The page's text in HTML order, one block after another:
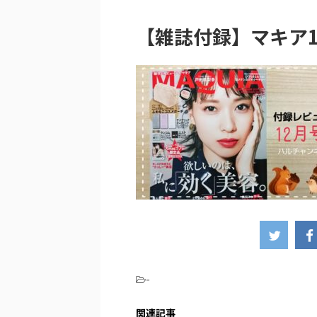
【雑誌付録】マキ
-
関連記事